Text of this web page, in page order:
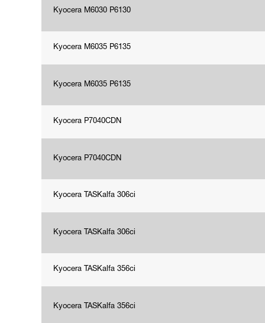
Kyocera M6030 P6130
Kyocera M6035 P6135
Kyocera M6035 P6135
Kyocera P7040CDN
Kyocera P7040CDN
Kyocera TASKalfa 306ci
Kyocera TASKalfa 306ci
Kyocera TASKalfa 356ci
Kyocera TASKalfa 356ci